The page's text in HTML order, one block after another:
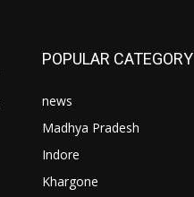
POPULAR CATEGORY
news
Madhya Pradesh
Indore
Khargone